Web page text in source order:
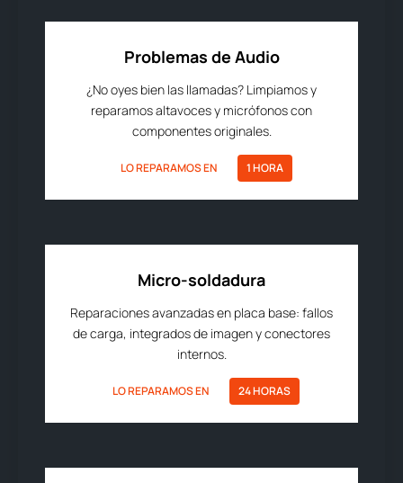
Problemas de Audio
¿No oyes bien las llamadas? Limpiamos y
reparamos altavoces y micrófonos con
componentes originales.
LO REPARAMOS EN 1 HORA
Micro-soldadura
Reparaciones avanzadas en placa base: fallos
de carga, integrados de imagen y conectores
internos.
LO REPARAMOS EN 24 HORAS